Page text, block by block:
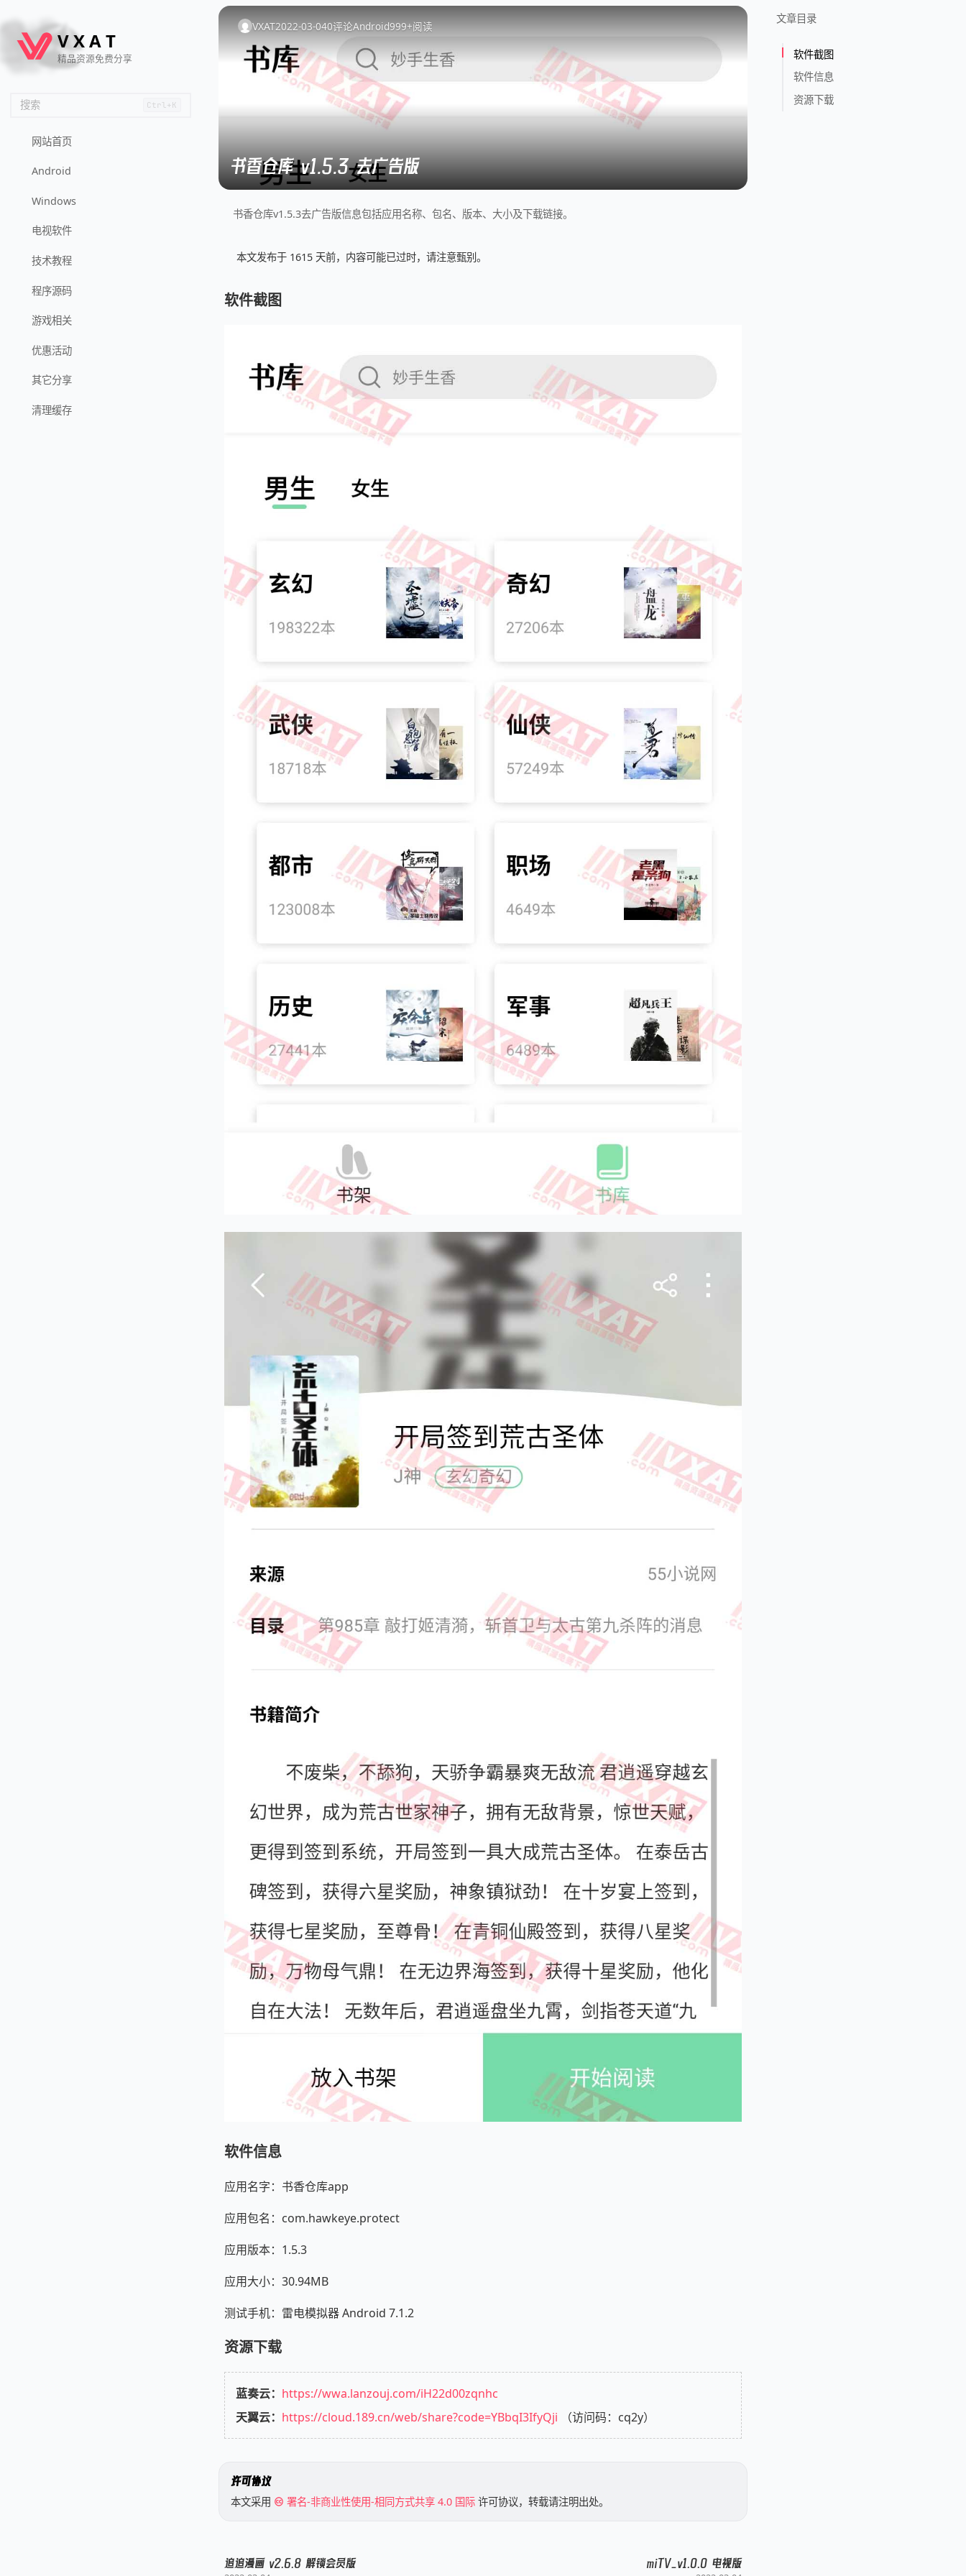
🙌
🐟
🏖️
VXA T
精品资源免费分享
搜索 Ctrl+K
网站首页
Android
Windows
电视软件
技术教程
程序源码
游戏相关
优惠活动
其它分享
清理缓存
VXAT2022-03-040评论Android999+阅读
书香仓库 v1.5.3 去广告版
书香仓库v1.5.3去广告版信息包括应用名称、包名、版本、大小及下载链接。
本文发布于 1615 天前，内容可能已过时，请注意甄别。
软件截图
软件信息
应用名字：书香仓库app
应用包名：com.hawkeye.protect
应用版本：1.5.3
应用大小：30.94MB
测试手机：雷电模拟器 Android 7.1.2
资源下载
蓝奏云： https://wwa.lanzouj.com/iH22d00zqnhc
天翼云： https://cloud.189.cn/web/share?code=YBbqI3IfyQji （访问码：cq2y）
许可协议
本文采用 署名-非商业性使用-相同方式共享 4.0 国际 许可协议，转载请注明出处。
追追漫画 v2.6.8 解锁会员版 miTV_v1.0.0 电视版
文章目录
软件截图
软件信息
资源下载